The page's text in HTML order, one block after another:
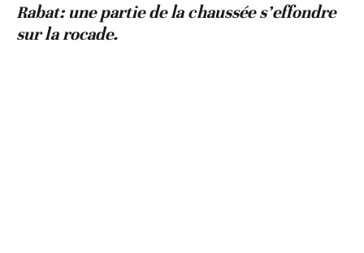
Rabat: une partie de la chaussée s’effondre
sur la rocade.